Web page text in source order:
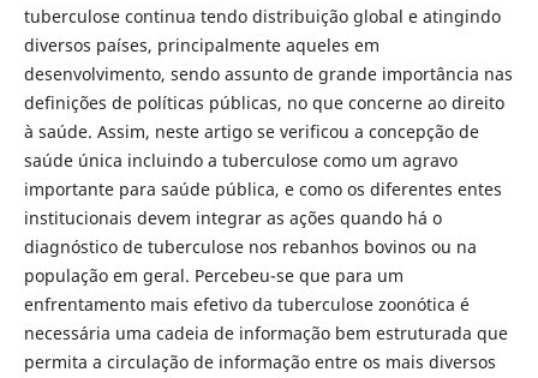
tuberculose continua tendo distribuição global e atingindo
diversos países, principalmente aqueles em
desenvolvimento, sendo assunto de grande importância nas
definições de políticas públicas, no que concerne ao direito
à saúde. Assim, neste artigo se verificou a concepção de
saúde única incluindo a tuberculose como um agravo
importante para saúde pública, e como os diferentes entes
institucionais devem integrar as ações quando há o
diagnóstico de tuberculose nos rebanhos bovinos ou na
população em geral. Percebeu-se que para um
enfrentamento mais efetivo da tuberculose zoonótica é
necessária uma cadeia de informação bem estruturada que
permita a circulação de informação entre os mais diversos